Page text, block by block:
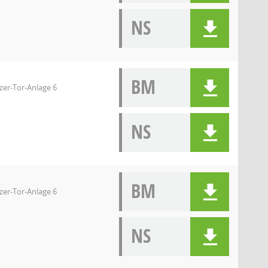
NS
Tor-Anlage 6
BM
NS
Tor-Anlage 6
BM
NS